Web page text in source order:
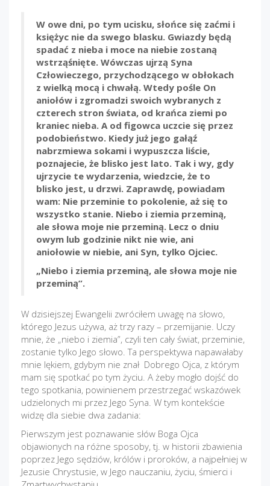
W owe dni, po tym ucisku, słońce się zaćmi i
księżyc nie da swego blasku. Gwiazdy będą
spadać z nieba i moce na niebie zostaną
wstrząśnięte. Wówczas ujrzą Syna
Człowieczego, przychodzącego w obłokach
z wielką mocą i chwałą. Wtedy pośle On
aniołów i zgromadzi swoich wybranych z
czterech stron świata, od krańca ziemi po
kraniec nieba. A od figowca uczcie się przez
podobieństwo. Kiedy już jego gałąź
nabrzmiewa sokami i wypuszcza liście,
poznajecie, że blisko jest lato. Tak i wy, gdy
ujrzycie te wydarzenia, wiedzcie, że to
blisko jest, u drzwi. Zaprawdę, powiadam
wam: Nie przeminie to pokolenie, aż się to
wszystko stanie. Niebo i ziemia przeminą,
ale słowa moje nie przeminą. Lecz o dniu
owym lub godzinie nikt nie wie, ani
aniołowie w niebie, ani Syn, tylko Ojciec.
„Niebo i ziemia przeminą, ale słowa moje nie
przeminą”.
W dzisiejszej Ewangelii zwróciłem uwagę na słowo,
którego Jezus używa, aż trzy razy – przemijanie. Uczy
mnie, że „niebo i ziemia”, czyli ten cały świat, przeminie,
zostanie tylko Jego słowo. Ta perspektywa napawałaby
mnie lękiem, gdybym nie znał Dobrego Ojca, z którym
mam się spotkać po tym życiu. A żeby mogło dojść do
tego spotkania, powinienem przestrzegać wskazówek
udzielonych mi przez Jego Syna. W tym kontekście
widzę dla siebie dwa zadania:
Pierwszym jest poznawanie słów Boga Ojca
objawionych na różne sposoby, tj. w historii zbawienia
poprzez Jego sędziów, królów i proroków, a najpełniej w
Jezusie Chrystusie, w Jego nauczaniu, życiu, śmierci i